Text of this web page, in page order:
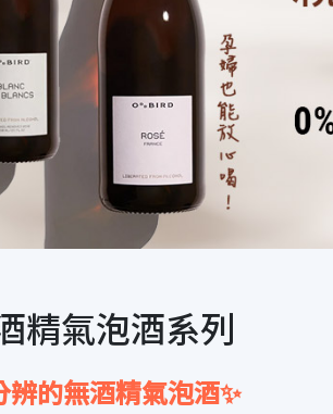
精氣泡酒系列
辨的無酒精氣泡酒✨